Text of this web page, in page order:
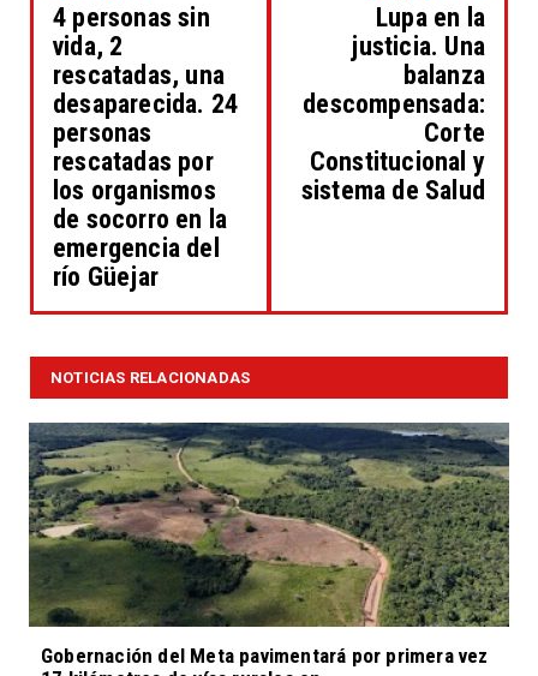
4 personas sin
vida, 2
rescatadas, una
desaparecida. 24
personas
rescatadas por
los organismos
de socorro en la
emergencia del
río Güejar
Lupa en la
justicia. Una
balanza
descompensada:
Corte
Constitucional y
sistema de Salud
NOTICIAS RELACIONADAS
Gobernación del Meta pavimentará por primera vez